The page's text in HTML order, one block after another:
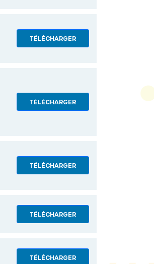
TÉLÉCHARGER
TÉLÉCHARGER
TÉLÉCHARGER
TÉLÉCHARGER
TÉLÉCHARGER